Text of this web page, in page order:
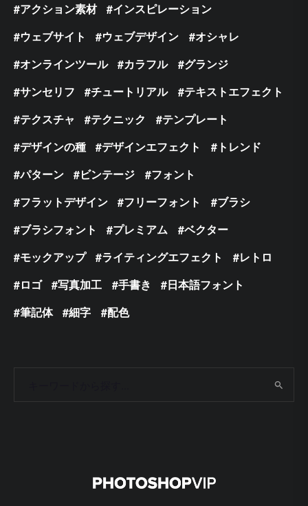
アクション素材
インスピレーション
ウェブサイト
ウェブデザイン
オシャレ
オンラインツール
カラフル
グランジ
サンセリフ
チュートリアル
テキストエフェクト
テクスチャ
テクニック
テンプレート
デザインの種
デザインエフェクト
トレンド
パターン
ビンテージ
フォント
フラットデザイン
フリーフォント
ブラシ
ブラシフォント
プレミアム
ベクター
モックアップ
ライティングエフェクト
レトロ
ロゴ
写真加工 手書き
日本語フォント
筆記体
細字 配色